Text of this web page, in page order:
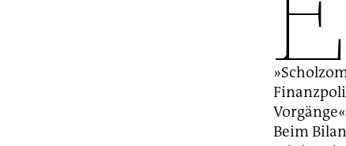
Beim